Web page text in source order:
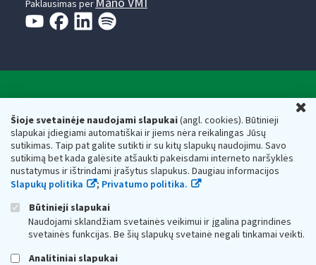
Šioje svetainėje naudojami slapukai(angl. cookies). Būtinieji
slapukai įdiegiami automatiškai ir jiems nėra reikalingas Jūsų
sutikimas. Taip pat galite sutikti ir su kitų slapukų naudojimu. Savo
sutikimą bet kada galėsite atšaukti pakeisdami interneto naršyklės
nustatymus ir ištrindami įrašytus slapukus. Daugiau informacijos
Slapukų politika
; Privatumo politika.
Būtinieji slapukai
Naudojami sklandžiam svetainės veikimui ir įgalina pagrindines
svetainės funkcijas. Be šių slapukų svetainė negali tinkamai veikti.
Analitiniai slapukai
Paklausimas per
Respublikos finansų ministerijos
Biudžetinė įstaiga. Juridinio asmens kodas — 188659752,
adresas: Vasario 16-osios g. 14, 01107 Vilnius, Lietuva, el.paštas:
vmi@vmi.lt, E. pristatymo dėžutės adresas 188659752
Duomenys apie Valstybinę mokesčių inspekciją prie Lietuvos
Respublikos finansų ministerijos kaupiami ir saugomi Juridinių